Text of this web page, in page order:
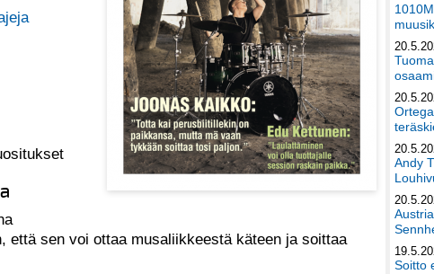
että sen voi ottaa musaliikkeestä käteen ja soittaa
Andy
Soitto